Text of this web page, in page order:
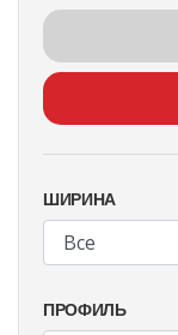
ШИРИНА
ПРОФИЛЬ